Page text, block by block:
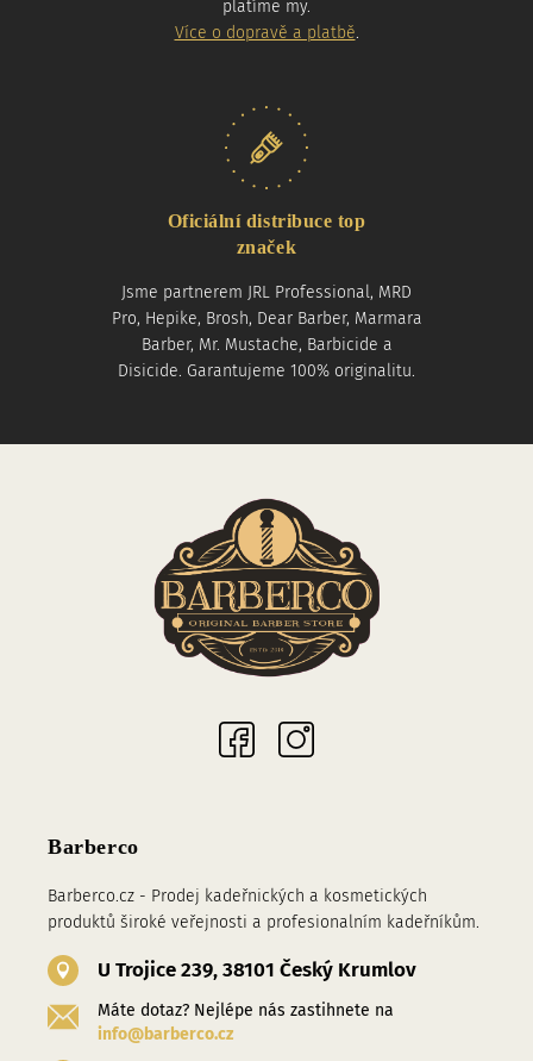
platíme my.
Více o dopravě a platbě.
Oficiální distribuce top
značek
Jsme partnerem JRL Professional, MRD
Pro, Hepike, Brosh, Dear Barber, Marmara
Barber, Mr. Mustache, Barbicide a
Disicide. Garantujeme 100% originalitu.
Barberco
Barberco.cz - Prodej kadeřnických a kosmetických
produktů široké veřejnosti a profesionalním kadeřníkům.
U Trojice 239, 38101 Český Krumlov
Máte dotaz? Nejlépe nás zastihnete na
info@barberco.cz